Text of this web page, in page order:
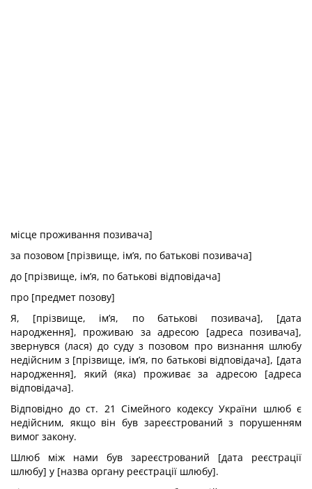
місце проживання позивача]
за позовом [прізвище, ім’я, по батькові позивача]
до [прізвище, ім’я, по батькові відповідача]
про [предмет позову]
Я, [прізвище, ім’я, по батькові позивача], [дата
народження], проживаю за адресою [адреса позивача],
звернувся (лася) до суду з позовом про визнання шлюбу
недійсним з [прізвище, ім’я, по батькові відповідача], [дата
народження], який (яка) проживає за адресою [адреса
відповідача].
Відповідно до ст. 21 Сімейного кодексу України шлюб є
недійсним, якщо він був зареєстрований з порушенням
вимог закону.
Шлюб між нами був зареєстрований [дата реєстрації
шлюбу] у [назва органу реєстрації шлюбу].